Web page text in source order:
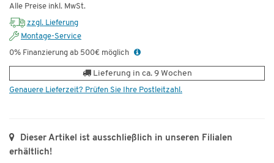
Alle Preise inkl. MwSt.
zzgl. Lieferung
Montage-Service
0% Finanzierung ab 500€ möglich
Lieferung in ca. 9 Wochen
Genauere Lieferzeit? Prüfen Sie Ihre Postleitzahl.
Dieser Artikel ist ausschließlich in unseren Filialen
erhältlich!